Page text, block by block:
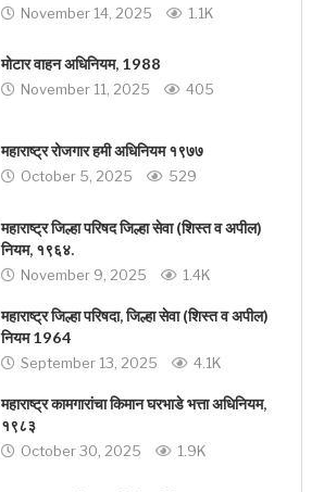
November 14, 2025 1.1K
मोटार वाहन अधिनियम, 1988
November 11, 2025 405
महाराष्ट्र रोजगार हमी अधिनियम १९७७
October 5, 2025 529
महाराष्ट्र जिल्हा परिषद जिल्हा सेवा (शिस्त व अपील)
नियम, १९६४.
November 9, 2025 1.4K
महाराष्ट्र जिल्हा परिषदा, जिल्हा सेवा (शिस्त व अपील)
नियम 1964
September 13, 2025 4.1K
महाराष्ट्र कामगारांचा किमान घरभाडे भत्ता अधिनियम,
१९८३
October 30, 2025 1.9K